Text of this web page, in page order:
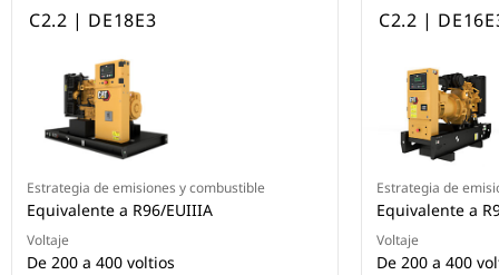
C2.2 | DE18E3
Estrategia de emisiones y combustible
Equivalente a R96/EUIIIA
Voltaje
De 200 a 400 voltios
C2.2 |
Estrategia de
Equivalente a
Voltaje
De 200 a 400